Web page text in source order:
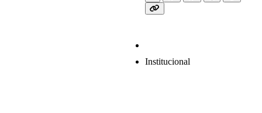
Institucional